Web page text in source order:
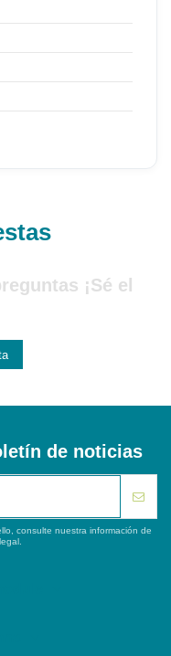
¡Sé el
de noticias
consulte nuestra información de